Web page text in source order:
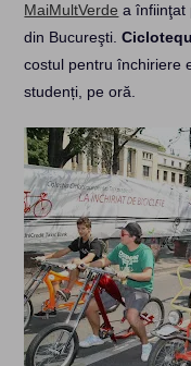
MaiMultVerde a înfiinţat
din Bucureşti.
costul pentru închiriere
studenți, pe oră.